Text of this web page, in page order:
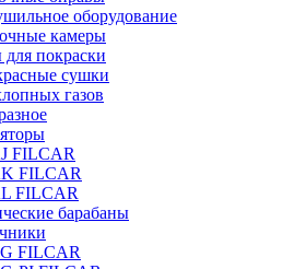
оборудование
камеры
покраски
сушки
газов
FILCAR
FILCAR
FILCAR
барабаны
FILCAR